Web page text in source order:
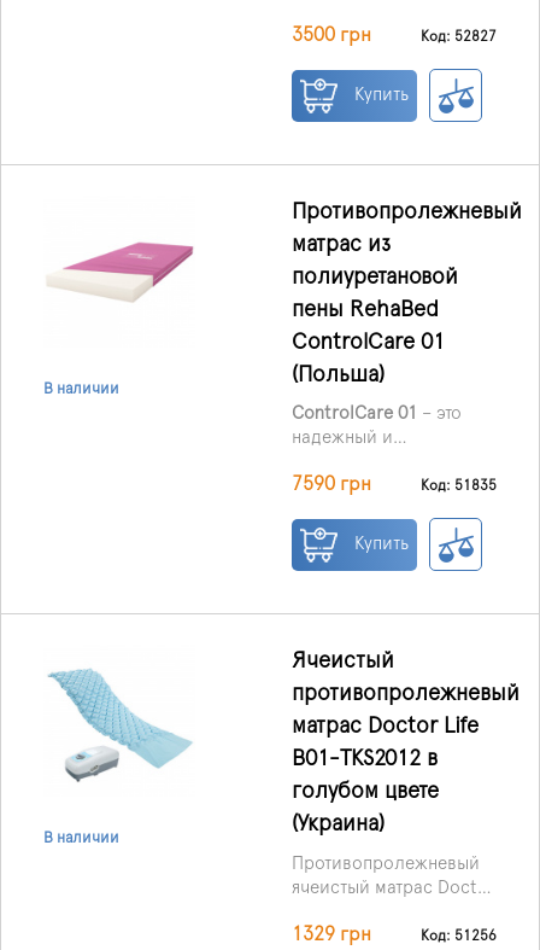
длительного
система медицинского
для профилактики
пролежней, ухода за
использования в
Изделие подходит как
для медицинских
учреждений, так и для
3500 грн Код: 52827
Купить
В наличии
Противопролежневый
матрас из
полиуретановой
пены RehaBed
ControlCare 01
(Польша)
ControlCare 01 – это
надежный и
медицинский матрас от
RehaBed, который
ежедневно выбирают
домашнего ухода.
7590 грн Код: 51835
Купить
В наличии
Ячеистый
противопролежневый
матрас Doctor Life
B01-TKS2012 в
голубом цвете
(Украина)
Противопролежневый
ячеистый матрас Doctor
предназначен для
1329 грн Код: 51256